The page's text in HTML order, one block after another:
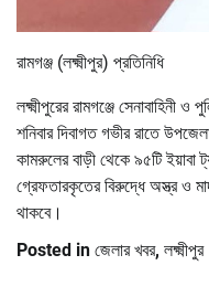
রামগঞ্জ (লক্ষ্মীপুর) প্রতিনিধি
লক্ষ্মীপুরের রামগঞ্জে
শনিবার দিবাগত গভীর রাতে
কামরুলের বাড়ী থেকে ৯৫টি ইয়াবা
গ্রেফতারকৃতের বিরুদ্ধে অস্ত্র ও
থাকবে।
Posted in জেলার খবর, লক্ষ্মীপুর